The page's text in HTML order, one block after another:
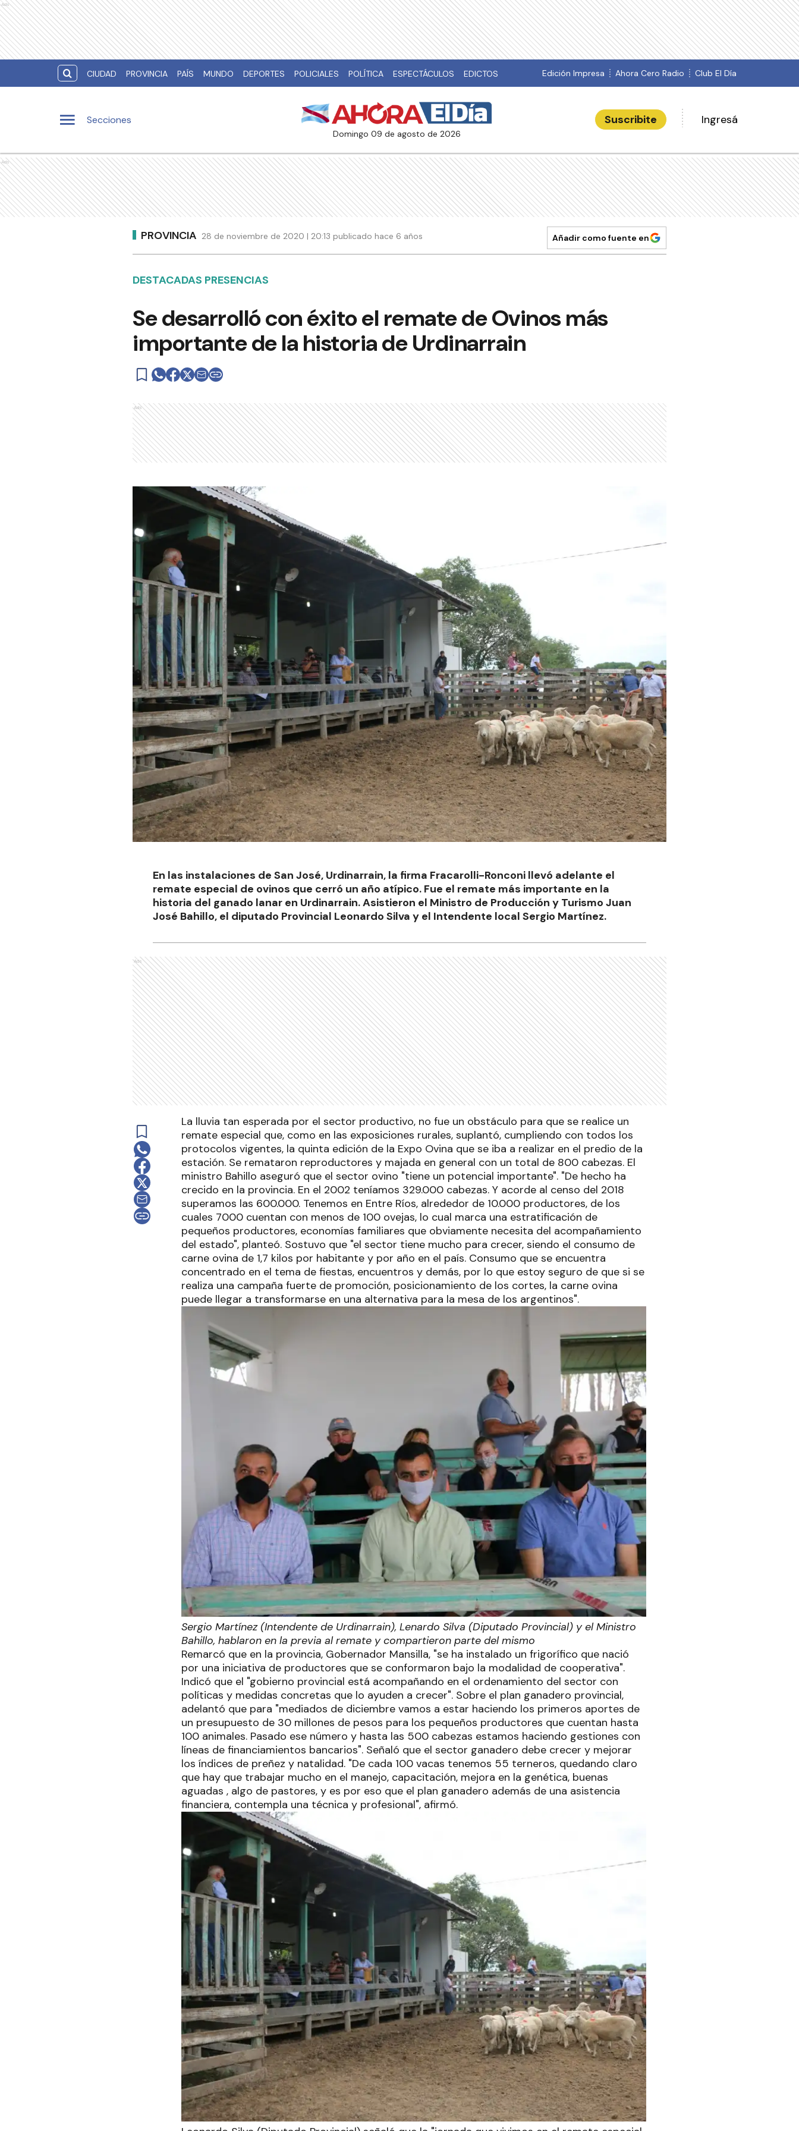
Ads
CIUDAD PROVINCIA PAÍS MUNDO DEPORTES POLICIALES POLÍTICA ESPECTÁCULOS EDICTOS Edición Impresa Ahora Cero Radio Club El Día
Secciones
domingo 09 de agosto de 2026
Suscribite Ingresá
Ads
PROVINCIA 28 de noviembre de 2020 | 20:13 publicado hace 6 años Añadir como fuente en
DESTACADAS PRESENCIAS
Se desarrolló con éxito el remate de Ovinos más
importante de la historia de Urdinarrain
Ads
En las instalaciones de San José, Urdinarrain, la firma Fracarolli-Ronconi llevó adelante el
remate especial de ovinos que cerró un año atípico. Fue el remate más importante en la
historia del ganado lanar en Urdinarrain. Asistieron el Ministro de Producción y Turismo Juan
José Bahillo, el diputado Provincial Leonardo Silva y el Intendente local Sergio Martínez.
Ads
La lluvia tan esperada por el sector productivo, no fue un obstáculo para que se realice un
remate especial que, como en las exposiciones rurales, suplantó, cumpliendo con todos los
protocolos vigentes, la quinta edición de la Expo Ovina que se iba a realizar en el predio de la
estación. Se remataron reproductores y majada en general con un total de 800 cabezas. El
ministro Bahillo aseguró que el sector ovino "tiene un potencial importante". "De hecho ha
crecido en la provincia. En el 2002 teníamos 329.000 cabezas. Y acorde al censo del 2018
superamos las 600.000. Tenemos en Entre Ríos, alrededor de 10.000 productores, de los
cuales 7000 cuentan con menos de 100 ovejas, lo cual marca una estratificación de
pequeños productores, economías familiares que obviamente necesita del acompañamiento
del estado", planteó. Sostuvo que "el sector tiene mucho para crecer, siendo el consumo de
carne ovina de 1,7 kilos por habitante y por año en el país. Consumo que se encuentra
concentrado en el tema de fiestas, encuentros y demás, por lo que estoy seguro de que si se
realiza una campaña fuerte de promoción, posicionamiento de los cortes, la carne ovina
puede llegar a transformarse en una alternativa para la mesa de los argentinos".
Sergio Martínez (Intendente de Urdinarrain), Lenardo Silva (Diputado Provincial) y el Ministro
Bahillo, hablaron en la previa al remate y compartieron parte del mismo
Remarcó que en la provincia, Gobernador Mansilla, "se ha instalado un frigorífico que nació
por una iniciativa de productores que se conformaron bajo la modalidad de cooperativa".
Indicó que el "gobierno provincial está acompañando en el ordenamiento del sector con
políticas y medidas concretas que lo ayuden a crecer". Sobre el plan ganadero provincial,
adelantó que para "mediados de diciembre vamos a estar haciendo los primeros aportes de
un presupuesto de 30 millones de pesos para los pequeños productores que cuentan hasta
100 animales. Pasado ese número y hasta las 500 cabezas estamos haciendo gestiones con
líneas de financiamientos bancarios". Señaló que el sector ganadero debe crecer y mejorar
los índices de preñez y natalidad. "De cada 100 vacas tenemos 55 terneros, quedando claro
que hay que trabajar mucho en el manejo, capacitación, mejora en la genética, buenas
aguadas , algo de pastores, y es por eso que el plan ganadero además de una asistencia
financiera, contempla una técnica y profesional", afirmó.